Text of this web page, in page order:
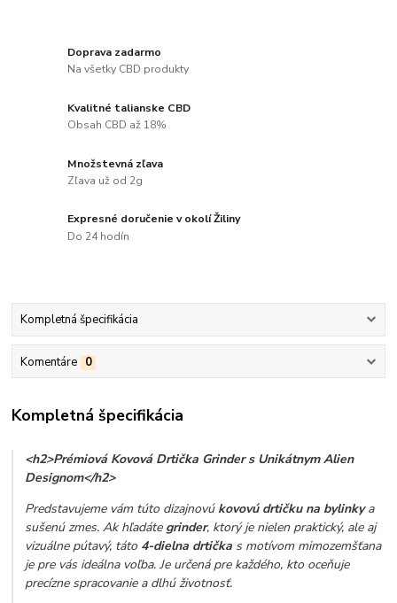
Doprava zadarmo
Na všetky CBD produkty
Kvalitné talianske CBD
Obsah CBD až 18%
Množstevná zľava
Zľava už od 2g
Expresné doručenie v okolí Žiliny
Do 24 hodín
Kompletná špecifikácia
Komentáre 0
Kompletná špecifikácia
<h2>Prémiová Kovová Drtička Grinder s Unikátnym Alien
Designom</h2>
Predstavujeme vám túto dizajnovú kovovú drtičku na bylinkya
sušenú zmes. Ak hľadáte grinder, ktorý je nielen praktický, ale aj
vizuálne pútavý, táto 4-dielna drtička s motívom mimozemšťana
je pre vás ideálna voľba. Je určená pre každého, kto oceňuje
precízne spracovanie a dlhú životnosť.